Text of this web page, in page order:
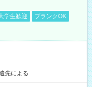
学生歓迎
ブランクOK
先による